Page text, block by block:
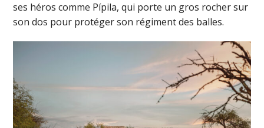
ses héros comme Pípila, qui porte un gros rocher sur
son dos pour protéger son régiment des balles.